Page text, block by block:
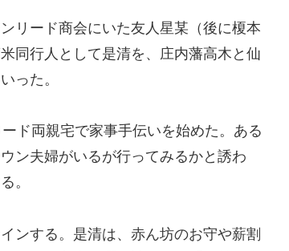
リード商会にいた友人星某（後に榎本
同行人として是清を、庄内藩高木と仙
った。
ド両親宅で家事手伝いを始めた。ある
ン夫婦がいるが行ってみるかと誘わ
。
ンする。是清は、赤ん坊のお守や薪割